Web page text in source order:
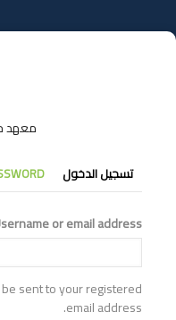
إلى
المحتوى
معهد
التبويبات
الأساسية
تسجيل الدخول
or email address
sent to your registered
email address.